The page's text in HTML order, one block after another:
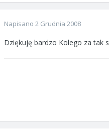
Napisano 2 Grudnia 2008
Dziękuję bardzo Kolego za tak